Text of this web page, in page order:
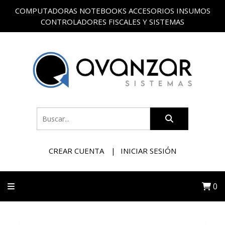
COMPUTADORAS NOTEBOOKS ACCESORIOS INSUMOS
CONTROLADORES FISCALES Y SISTEMAS
CREAR CUENTA INICIAR SESIÓN
0